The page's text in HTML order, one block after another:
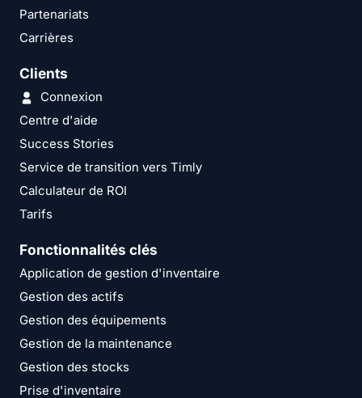
Partenariats
Carrières
Clients
Connexion
Centre d'aide
Success Stories
Service de transition vers Timly
Calculateur de ROI
Tarifs
Fonctionnalités clés
Application de gestion d'inventaire
Gestion des actifs
Gestion des équipements
Gestion de la maintenance
Gestion des stocks
Prise d'inventaire